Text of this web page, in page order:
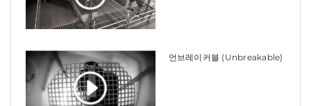
언브레이커블 (Unbreakable)